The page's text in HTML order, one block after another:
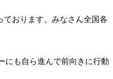
おります。みなさん全国各
にも自ら進んで前向きに行動